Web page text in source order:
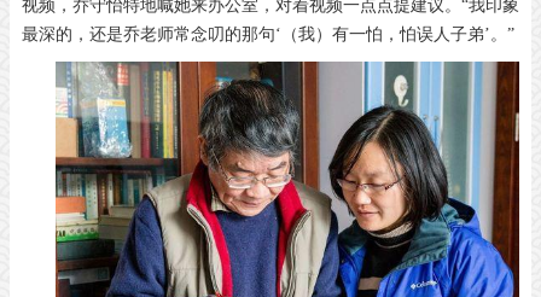
视频，乔守怡特地喊她来办公室，对着视频一点点提建议。“我印象
最深的，还是乔老师常念叨的那句‘（我）有一怕，怕误人子弟’。”